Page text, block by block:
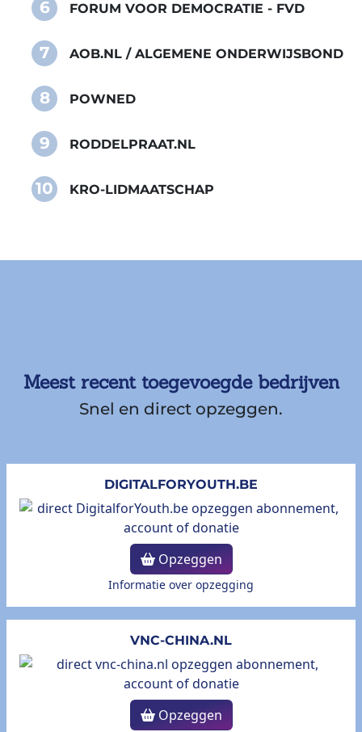
6 FORUM VOOR DEMOCRATIE - FVD
7 AOB.NL / ALGEMENE ONDERWIJSBOND
8 POWNED
9 RODDELPRAAT.NL
10 KRO-LIDMAATSCHAP
Meest recent toegevoegde bedrijven
Snel en direct opzeggen.
DIGITALFORYOUTH.BE
Opzeggen
Informatie over opzegging
VNC-CHINA.NL
Opzeggen